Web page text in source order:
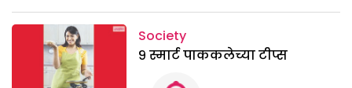
Society
९ स्मार्ट पाककलेच्या टीप्स